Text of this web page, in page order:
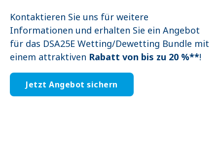
Kontaktieren Sie uns für weitere
Informationen und erhalten Sie ein Angebot
für das DSA25E Wetting/Dewetting Bundle mit
einem attraktiven Rabatt von bis zu 20 %**!
Jetzt Angebot sichern